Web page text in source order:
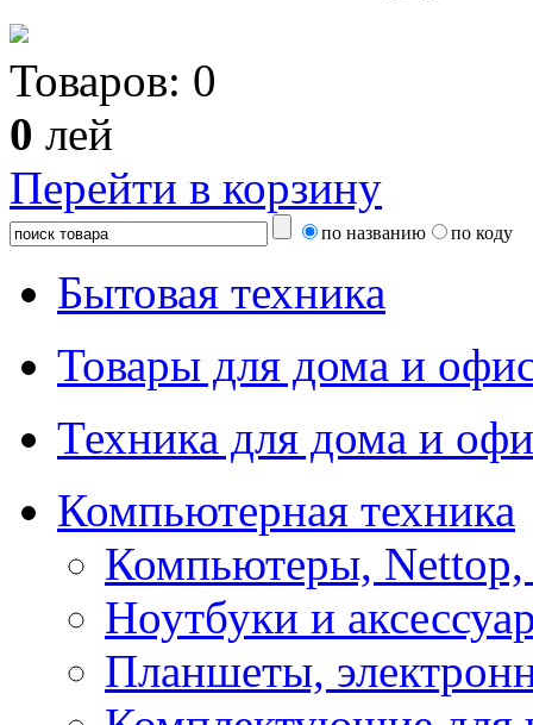
Товаров: 0
0 лей
Перейти в корзину
по названию по коду
Бытовая техника
Товары для дома и
Техника для дома и
Компьютерная техника
Компьютеры,
Ноутбуки и
Планшеты,